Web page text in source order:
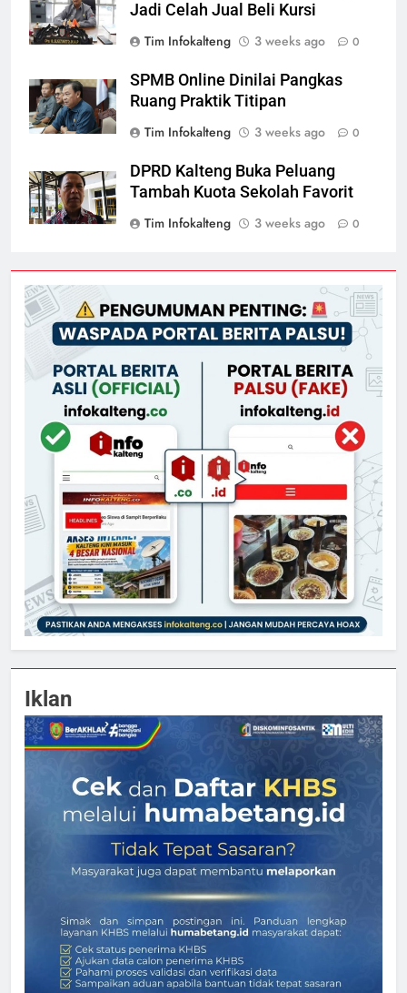
Jadi Celah Jual Beli Kursi
Tim Infokalteng
3 weeks ago 0
SPMB Online Dinilai Pangkas
Ruang Praktik Titipan
Tim Infokalteng
3 weeks ago 0
DPRD Kalteng Buka Peluang
Tambah Kuota Sekolah Favorit
Tim Infokalteng
3 weeks ago 0
Iklan